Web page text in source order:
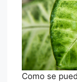
Como se